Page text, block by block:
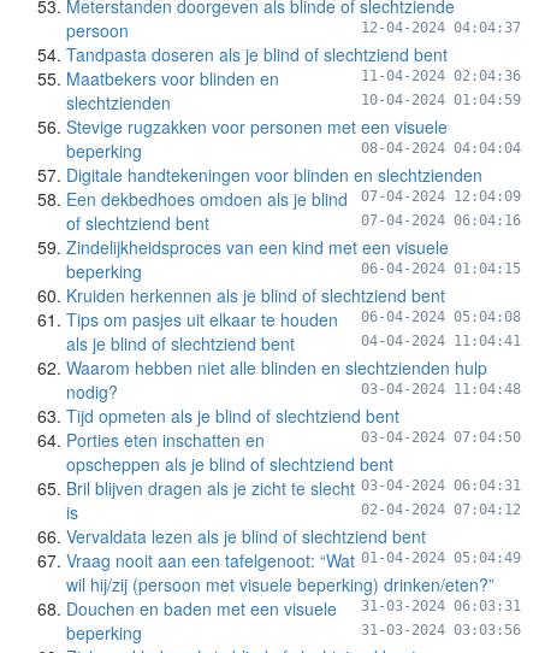
Meterstanden doorgeven als blinde of slechtziende
persoon
12-04-2024 04:04:37
Tandpasta doseren als je blind of slechtziend bent
11-04-2024 02:04:36
Maatbekers voor blinden en
slechtzienden
10-04-2024 01:04:59
Stevige rugzakken voor personen met een visuele
beperking
08-04-2024 04:04:04
Digitale handtekeningen voor blinden en slechtzienden
07-04-2024 12:04:09
Een dekbedhoes omdoen als je blind
of slechtziend bent
07-04-2024 06:04:16
Zindelijkheidsproces van een kind met een visuele
beperking
06-04-2024 01:04:15
Kruiden herkennen als je blind of slechtziend bent
06-04-2024 05:04:08
Tips om pasjes uit elkaar te houden
als je blind of slechtziend bent
04-04-2024 11:04:41
Waarom hebben niet alle blinden en slechtzienden hulp
nodig?
03-04-2024 11:04:48
Tijd opmeten als je blind of slechtziend bent
03-04-2024 07:04:50
Porties eten inschatten en
opscheppen als je blind of slechtziend bent
03-04-2024 06:04:31
Bril blijven dragen als je zicht te slecht
is
02-04-2024 07:04:12
Vervaldata lezen als je blind of slechtziend bent
01-04-2024 05:04:49
Vraag nooit aan een tafelgenoot: “Wat
wil hij/zij (persoon met visuele beperking) drinken/eten?”
31-03-2024 06:03:31
Douchen en baden met een visuele
beperking
31-03-2024 03:03:56